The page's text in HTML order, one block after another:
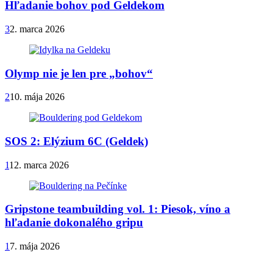
Hľadanie bohov pod Geldekom
32. marca 2026
Olymp nie je len pre „bohov“
210. mája 2026
SOS 2: Elýzium 6C (Geldek)
112. marca 2026
Gripstone teambuilding vol. 1: Piesok, víno a
hľadanie dokonalého gripu
1 7. mája 2026